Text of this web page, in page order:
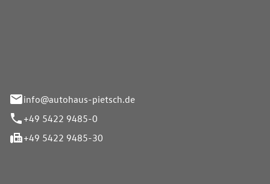
info@autohaus-pietsch.de
+49 5422 9485-0
+49 5422 9485-30